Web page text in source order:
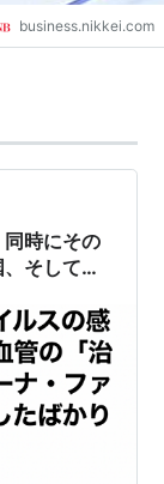
business.nikkei.com
時にその
そして国